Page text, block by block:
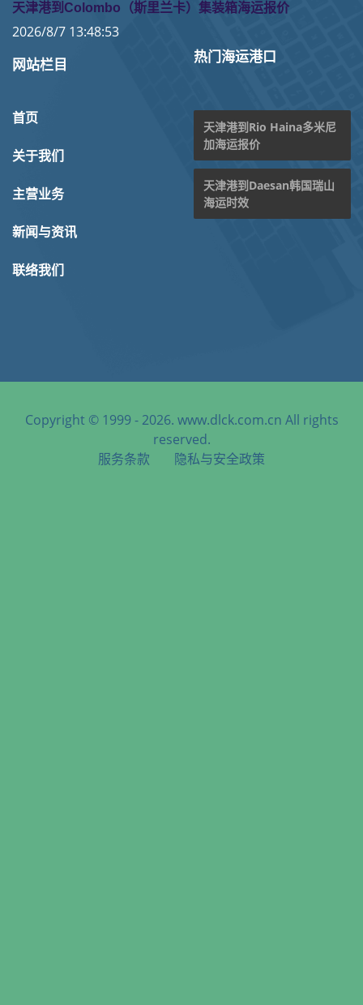
天津港到Colombo（斯里兰卡）集装箱海运报价
2026/8/7 13:48:53
网站栏目
首页
关于我们
主营业务
新闻与资讯
联络我们
热门海运港口
天津港到Rio Haina多米尼
加海运报价
天津港到Daesan韩国瑞山
海运时效
Copyright © 1999 - 2026. www.dlck.com.cn All rights
reserved.
服务条款
隐私与安全政策